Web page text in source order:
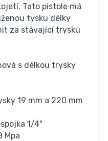
Tato pistole má
tysku délky
za stávající trysku
s délkou trysky
19 mm a 220 mm
1/4"
Mpa